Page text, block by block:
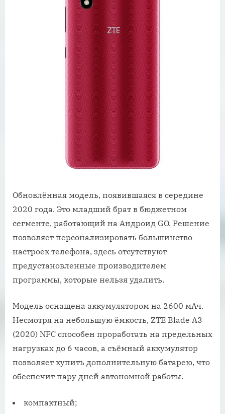
Обновлённая модель, появившаяся в середине
2020 года. Это младший брат в бюджетном
сегменте, работающий на Андроид GO. Решение
позволяет персонализировать большинство
настроек телефона, здесь отсутствуют
предустановленные производителем
программы, которые нельзя удалить.
Модель оснащена аккумулятором на 2600 мАч.
Несмотря на небольшую ёмкость, ZTE Blade A3
(2020) NFC способен проработать на предельных
нагрузках до 6 часов, а съёмный аккумулятор
позволяет купить дополнительную батарею, что
обеспечит пару дней автономной работы.
компактный;